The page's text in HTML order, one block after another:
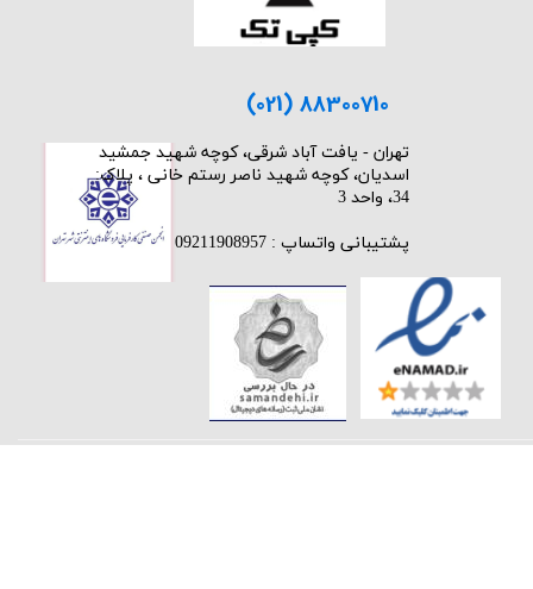
(021) 88300710
​تهران - یافت آباد شرقی، کوچه شهید جمشید
اسدیان، کوچه شهید ناصر رستم خانی ، پلاک:
34، واحد 3
پشتیبانی واتساپ : 09211908957